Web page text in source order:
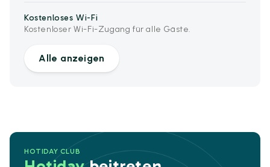
Kostenloses Wi-Fi
Kostenloser Wi-Fi-Zugang für alle Gäste.
Alle anzeigen
HOTIDAY CLUB